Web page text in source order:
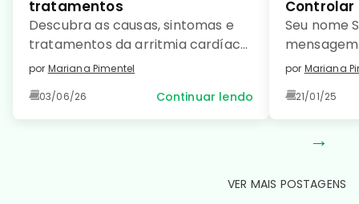
tratamentos
Descubra as causas, sintomas e
tratamentos da arritmia cardíaca
e saiba como prevenir essa
coração saudável. Leia no detalhe!
por Mariana Pimentel
03/06/26 Continuar lendo
Controlar
Seu nome
como […]
por Mariana
21/01/25
VER MAIS POSTAGENS